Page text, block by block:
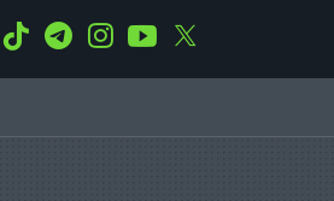
WhatsApp
Tiktok TelegramInstagramYoutube